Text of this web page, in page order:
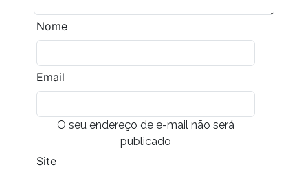
Nome
Email
O seu endereço de e-mail não será
publicado
Site